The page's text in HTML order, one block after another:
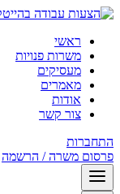
ראשי
משרות פנויות
מעסיקים
מאמרים
אודות
צור קשר
התחברות
פרסום משרה / הרשמה